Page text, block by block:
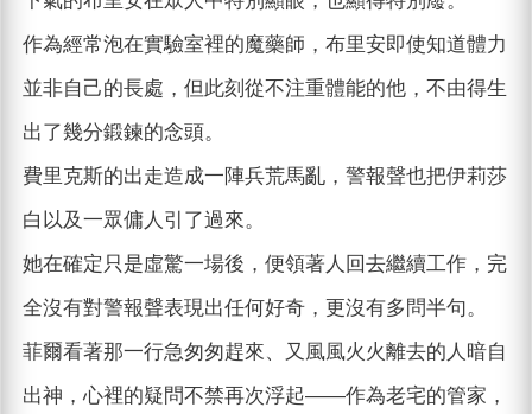
作為經常泡在實驗室裡的魔藥師，布里安即使知道體力
並非自己的長處，但此刻從不注重體能的他，不由得生
出了幾分鍛鍊的念頭。
費里克斯的出走造成一陣兵荒馬亂，警報聲也把伊莉莎
白以及一眾傭人引了過來。
她在確定只是虛驚一場後，便領著人回去繼續工作，完
全沒有對警報聲表現出任何好奇，更沒有多問半句。
菲爾看著那一行急匆匆趕來、又風風火火離去的人暗自
出神，心裡的疑問不禁再次浮起——作為老宅的管家，